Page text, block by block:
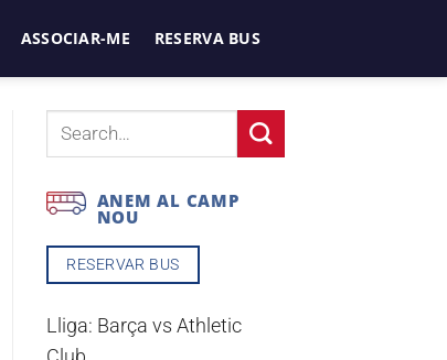
ASSOCIAR-ME RESERVA BUS
ANEM AL CAMP
NOU
RESERVAR BUS
Lliga: Barça vs Athletic